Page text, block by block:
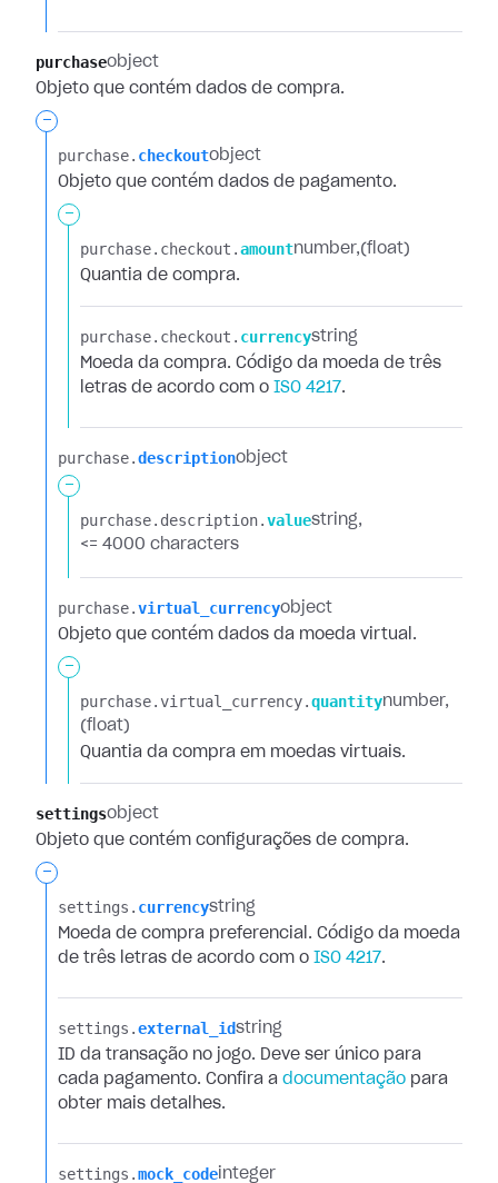
purchaseobject
Objeto que contém dados de compra.
-
purchase.​ checkoutobject
Objeto que contém dados de pagamento.
-
purchase.​ checkout.​amountnumber (float)
Quantia de compra.
purchase.​ checkout.​ currencystring
Moeda da compra. Código da moeda de três
letras de acordo com o ISO 4217.
purchase.​descriptionobject
-
purchase.​ description.​valuestring
<= 4000 characters
purchase.​virtual_currencyobject
Objeto que contém dados da moeda virtual.
-
purchase.​virtual_currency.​quantitynumber
(float)
Quantia da compra em moedas virtuais.
settingsobject
Objeto que contém configurações de compra.
-
settings.​ currencystring
Moeda de compra preferencial. Código da moeda
de três letras de acordo com o ISO 4217.
settings.​external_idstring
ID da transação no jogo. Deve ser único para
cada pagamento. Confira a documentação para
obter mais detalhes.
settings.​mock_code integer